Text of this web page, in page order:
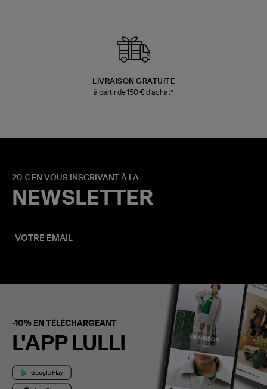
LIVRAISON GRATUITE
à partir de 150 € d'achat*
20 € EN VOUS INSCRIVANT À LA
NEWSLETTER
-10% EN TÉLÉCHARGEANT
L'APP LULLI